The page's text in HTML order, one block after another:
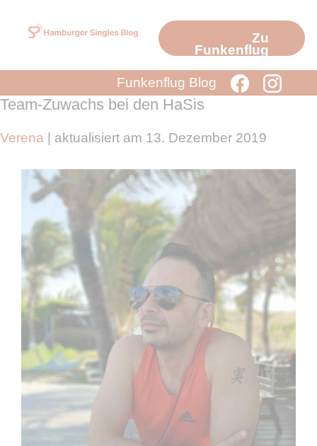
Inhalt
Zu
Funkenflug
Funkenflug Blog
Team-Zuwachs bei den HaSis
Verena | aktualisiert am 13. Dezember 2019